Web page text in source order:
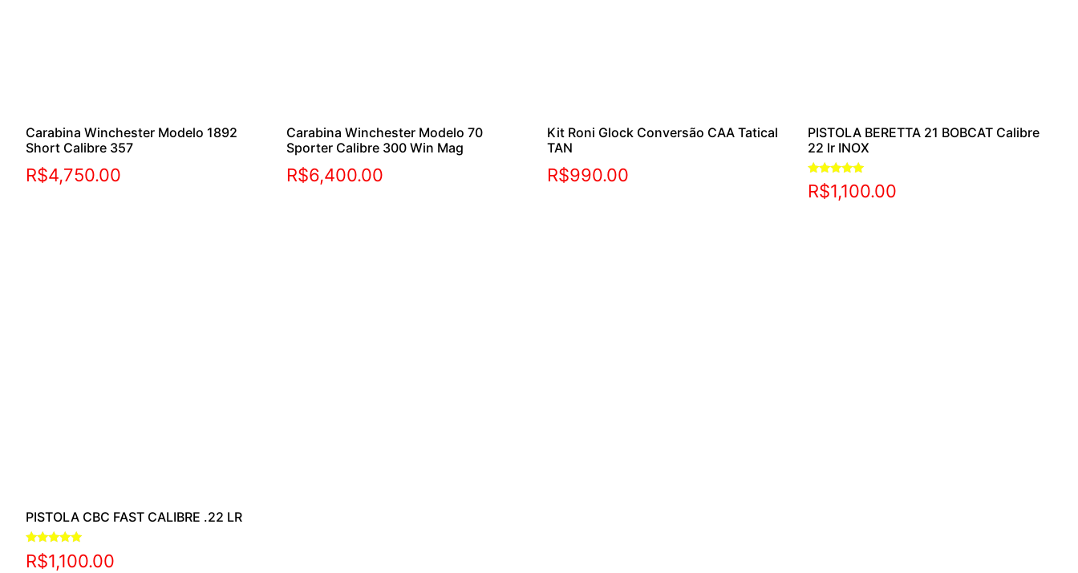
Carabina Winchester Modelo 1892
Short Calibre 357
R$4,750.00
Carabina Winchester Modelo 70
Sporter Calibre 300 Win Mag
R$6,400.00
Kit Roni Glock Conversão CAA Tatical
TAN
R$990.00
PISTOLA BERETTA 21 BOBCAT Calibre
22 lr INOX
Avaliação
5.00
R$1,100.00
PISTOLA CBC FAST CALIBRE .22 LR
Avaliação
5.00
R$1,100.00